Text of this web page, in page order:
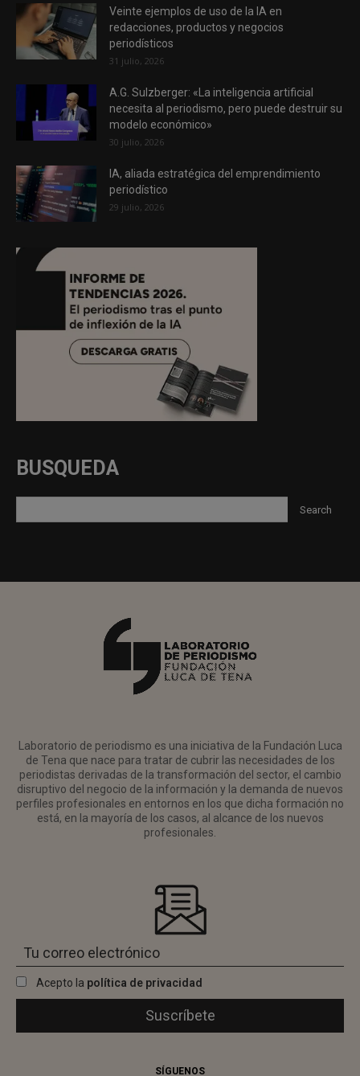
Veinte ejemplos de uso de la IA en
redacciones, productos y negocios
periodísticos
31 julio, 2026
A.G. Sulzberger: «La inteligencia artificial
necesita al periodismo, pero puede destruir su
modelo económico»
30 julio, 2026
IA, aliada estratégica del emprendimiento
periodístico
29 julio, 2026
BUSQUEDA
Laboratorio de periodismo es una iniciativa de la Fundación Luca
de Tena que nace para tratar de cubrir las necesidades de los
periodistas derivadas de la transformación del sector, el cambio
disruptivo del negocio de la información y la demanda de nuevos
perfiles profesionales en entornos en los que dicha formación no
está, en la mayoría de los casos, al alcance de los nuevos
profesionales.
Acepto la política de privacidad
SÍGUENOS